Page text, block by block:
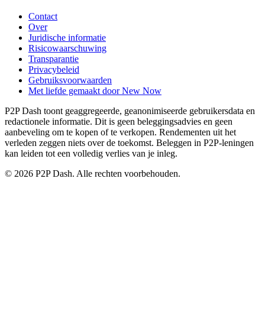
Contact
Over
Juridische informatie
Risicowaarschuwing
Transparantie
Privacybeleid
Gebruiksvoorwaarden
Met liefde gemaakt door New Now
P2P Dash toont geaggregeerde, geanonimiseerde gebruikersdata en
redactionele informatie. Dit is geen beleggingsadvies en geen
aanbeveling om te kopen of te verkopen. Rendementen uit het
verleden zeggen niets over de toekomst. Beleggen in P2P-leningen
kan leiden tot een volledig verlies van je inleg.
© 2026 P2P Dash. Alle rechten voorbehouden.